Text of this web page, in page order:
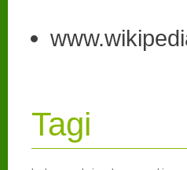
Tagi